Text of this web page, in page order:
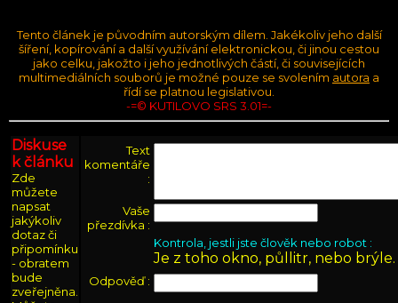
Tento článek je původním autorským dílem. Jakékoliv jeho další
šíření, kopírování a další využívání elektronickou, či jinou cestou
jako celku, jakožto i jeho jednotlivých částí, či souvisejících
multimediálních souborů je možné pouze se svolením autora a
řídí se platnou legislativou.
-=© KUTILOVO SRS 3.01=-
Diskuse
k článku
Zde
můžete
napsat
jakýkoliv
dotaz či
připomínku
- obratem
bude
zveřejněna.
Text
komentáře
:
Vaše
přezdívka :
Kontrola, jestli jste člověk nebo robot :
Je z toho okno, půllitr, nebo brýle.
Odpověď :